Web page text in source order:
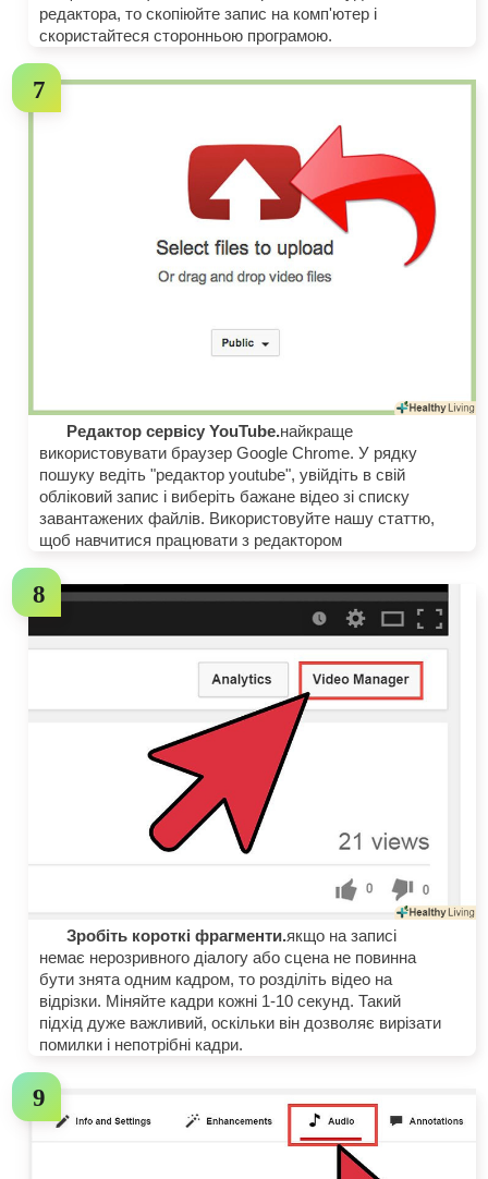
редактора, то скопіюйте запис на комп'ютер і
скористайтеся сторонньою програмою.
Редактор сервісу YouTube.найкраще
використовувати браузер Google Chrome. У рядку
пошуку ведіть "редактор youtube", увійдіть в свій
обліковий запис і виберіть бажане відео зі списку
завантажених файлів. Використовуйте нашу статтю,
щоб навчитися працювати з редактором
Зробіть короткі фрагменти.якщо на записі
немає нерозривного діалогу або сцена не повинна
бути знята одним кадром, то розділіть відео на
відрізки. Міняйте кадри кожні 1-10 секунд. Такий
підхід дуже важливий, оскільки він дозволяє вирізати
помилки і непотрібні кадри.